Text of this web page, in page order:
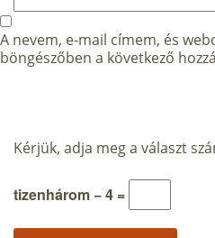
A nevem, e-mail címem, és
böngészőben a következő
Kérjük, adja meg a választ
tizenhárom − 4 =